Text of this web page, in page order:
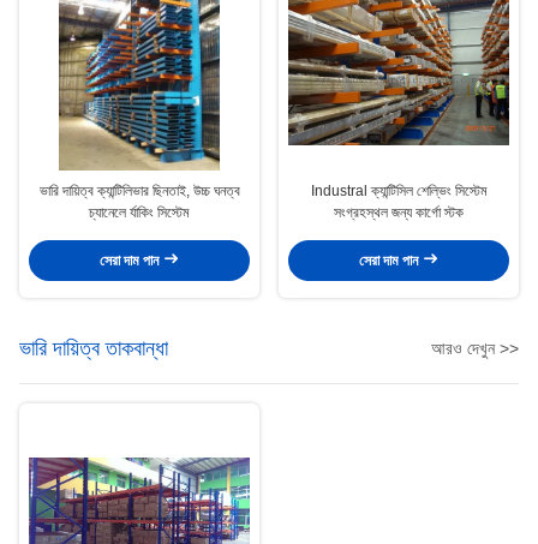
ভারি দায়িত্ব ক্যান্টিলিভার ছিনতাই, উচ্চ ঘনত্ব
চ্যানেলে র্যাকিং সিস্টেম
সেরা দাম পান
Industral ক্যান্টিসিল শেল্ভিং সিস্টেম
সংগ্রহস্থল জন্য কার্গো স্টক
সেরা দাম পান
ভারি দায়িত্ব তাকবান্ধা আরও দেখুন >>